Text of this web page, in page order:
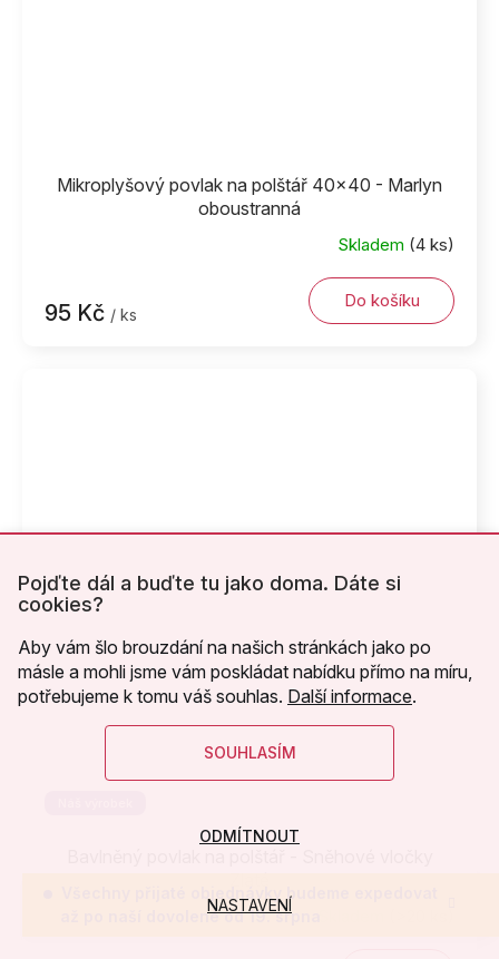
Pojďte dál a buďte tu jako doma. Dáte si
cookies?
Aby vám šlo brouzdání na našich stránkách jako po
másle a mohli jsme vám poskládat nabídku přímo na míru,
potřebujeme k tomu váš souhlas. Další informace.
SOUHLASÍM
NASTAVENÍ
ODMÍTNOUT
Všechny přijaté objednávky budeme expedovat
až po naší dovolené od 19. srpna
Mikroplyšový povlak na polštář 40x40 - Marlyn
oboustranná
Skladem (4 ks)
95 Kč / ks
Do košíku